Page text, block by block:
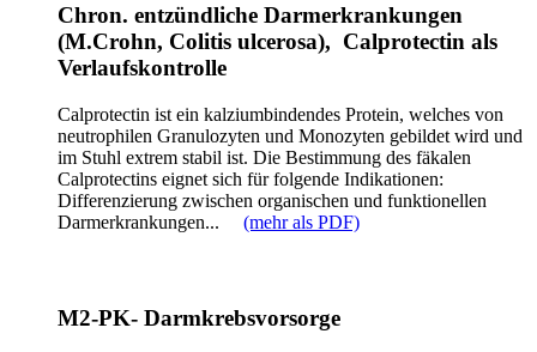
Chron. entzündliche Darmerkrankungen
(M.Crohn, Colitis ulcerosa), Calprotectin als
Verlaufskontrolle
Calprotectin ist ein kalziumbindendes Protein, welches von
neutrophilen Granulozyten und Monozyten gebildet wird und
im Stuhl extrem stabil ist. Die Bestimmung des fäkalen
Calprotectins eignet sich für folgende Indikationen:
Differenzierung zwischen organischen und funktionellen
Darmerkrankungen... (mehr als PDF)
M2-PK- Darmkrebsvorsorge